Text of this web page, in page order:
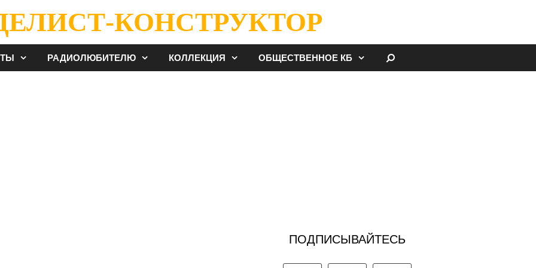
КОНСТРУКТОР
РАДИОЛЮБИТЕЛЮ КОЛЛЕКЦИЯ ОБЩЕСТВЕННОЕ КБ
ПОДПИСЫВАЙТЕСЬ